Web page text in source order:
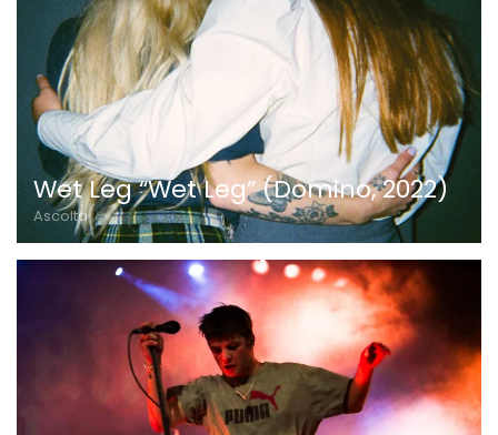
Wet Leg “Wet Leg” (Domino, 2022)
Ascolta